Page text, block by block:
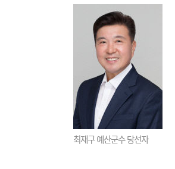
최재구 예산군수 당선자